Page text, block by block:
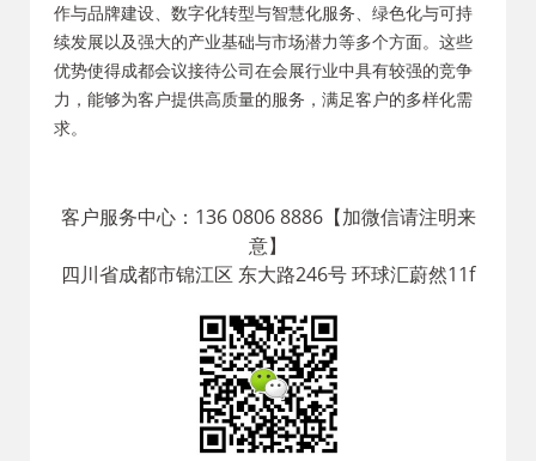
作与品牌建设、数字化转型与智慧化服务、绿色化与可持
续发展以及强大的产业基础与市场潜力等多个方面。这些
优势使得成都会议接待公司在会展行业中具有较强的竞争
力，能够为客户提供高质量的服务，满足客户的多样化需
求。
客户服务中心：136 0806 8886【加微信请注明来
意】
四川省成都市锦江区 东大路246号 环球汇蔚然11f